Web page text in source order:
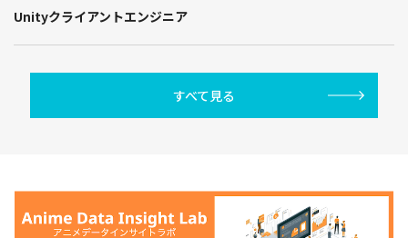
Unityクライアントエンジニア
すべて見る